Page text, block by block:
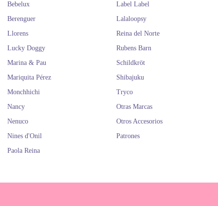
Bebelux
Berenguer
Label Label
Lalaloopsy
Llorens
Lucky Doggy
Marina & Pau
Mariquita Pérez
Monchhichi
Nancy
Nenuco
Nines d'Onil
Paola Reina
Reina del Norte
Rubens Barn
Schildkröt
Shibajuku
Tryco
Otras Marcas
Otros Accesorios
Patrones